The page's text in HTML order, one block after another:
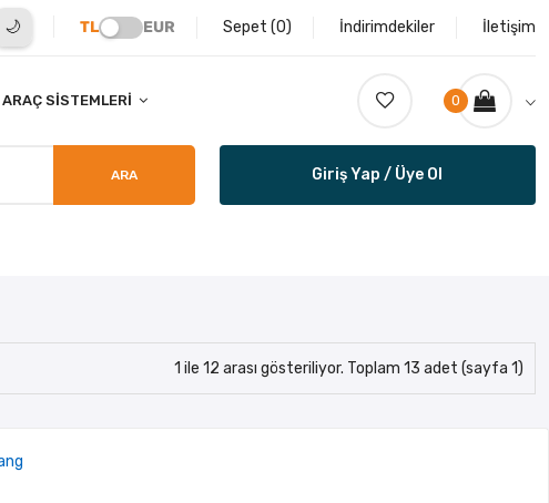
🌙 TL EUR Sepet (0) İndirimdekiler İletişim
ARAÇ SISTEMLERI 0
ARA Giriş Yap / Üye Ol
1 ile 12 arası gösteriliyor. Toplam 13 adet (sayfa 1)